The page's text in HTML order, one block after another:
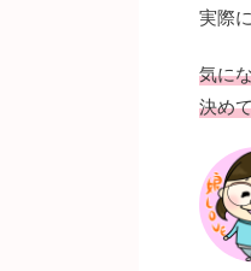
実際
気に
決め